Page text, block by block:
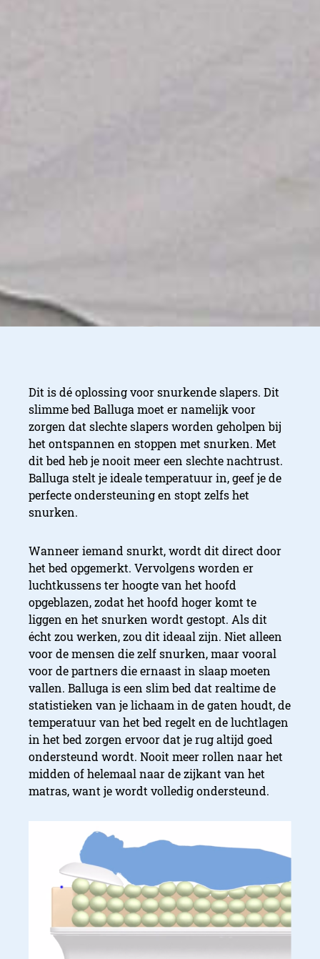
Dit is dé oplossing voor snurkende slapers. Dit
slimme bed Balluga moet er namelijk voor
zorgen dat slechte slapers worden geholpen bij
het ontspannen en stoppen met snurken. Met
dit bed heb je nooit meer een slechte nachtrust.
Balluga stelt je ideale temperatuur in, geef je de
perfecte ondersteuning en stopt zelfs het
snurken.
Wanneer iemand snurkt, wordt dit direct door
het bed opgemerkt. Vervolgens worden er
luchtkussens ter hoogte van het hoofd
opgeblazen, zodat het hoofd hoger komt te
liggen en het snurken wordt gestopt. Als dit
écht zou werken, zou dit ideaal zijn. Niet alleen
voor de mensen die zelf snurken, maar vooral
voor de partners die ernaast in slaap moeten
vallen. Balluga is een slim bed dat realtime de
statistieken van je lichaam in de gaten houdt, de
temperatuur van het bed regelt en de luchtlagen
in het bed zorgen ervoor dat je rug altijd goed
ondersteund wordt. Nooit meer rollen naar het
midden of helemaal naar de zijkant van het
matras, want je wordt volledig ondersteund.